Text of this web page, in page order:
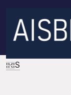
IRIS